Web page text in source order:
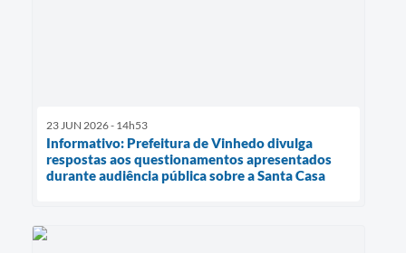
23 JUN 2026 - 14h53
Informativo: Prefeitura de Vinhedo divulga
respostas aos questionamentos apresentados
durante audiência pública sobre a Santa Casa